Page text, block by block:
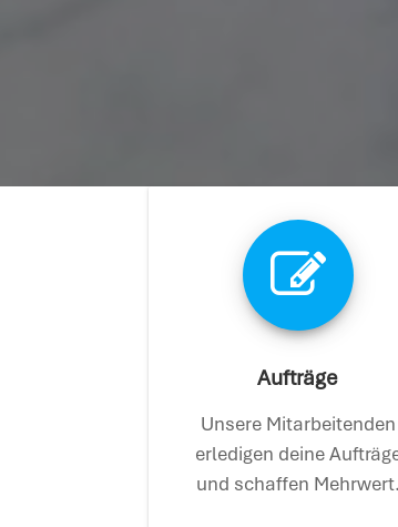
Aufträge
Unsere Mitarbeitenden
erledigen deine
und schaffen Mehrwert.